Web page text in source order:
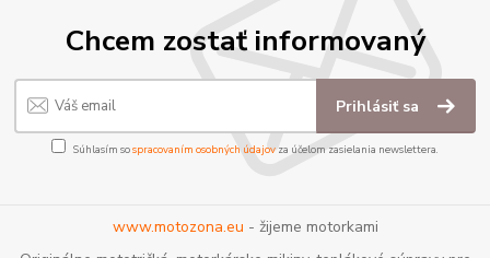
Chcem zostať informovaný
Prihlásiť sa
Súhlasím sospracovaním osobných údajov za účelom zasielania newslettera.
www.motozona.eu - žijeme motorkami